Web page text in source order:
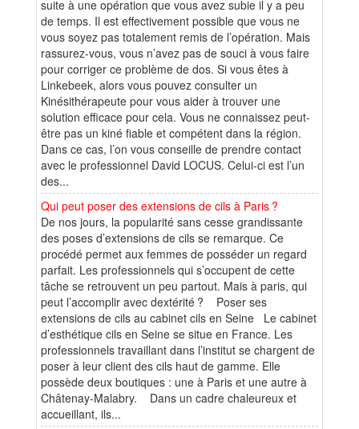
suite à une opération que vous avez subie il y a peu
de temps. Il est effectivement possible que vous ne
vous soyez pas totalement remis de l’opération. Mais
rassurez-vous, vous n’avez pas de souci à vous faire
pour corriger ce problème de dos. Si vous êtes à
Linkebeek, alors vous pouvez consulter un
Kinésithérapeute pour vous aider à trouver une
solution efficace pour cela. Vous ne connaissez peut-
être pas un kiné fiable et compétent dans la région.
Dans ce cas, l’on vous conseille de prendre contact
avec le professionnel David LOCUS. Celui-ci est l’un
des...
Qui peut poser des extensions de cils à Paris ?
De nos jours, la popularité sans cesse grandissante
des poses d’extensions de cils se remarque. Ce
procédé permet aux femmes de posséder un regard
parfait. Les professionnels qui s’occupent de cette
tâche se retrouvent un peu partout. Mais à paris, qui
peut l’accomplir avec dextérité ? Poser ses
extensions de cils au cabinet cils en Seine Le cabinet
d’esthétique cils en Seine se situe en France. Les
professionnels travaillant dans l’institut se chargent de
poser à leur client des cils haut de gamme. Elle
possède deux boutiques : une à Paris et une autre à
Châtenay-Malabry. Dans un cadre chaleureux et
accueillant, ils...